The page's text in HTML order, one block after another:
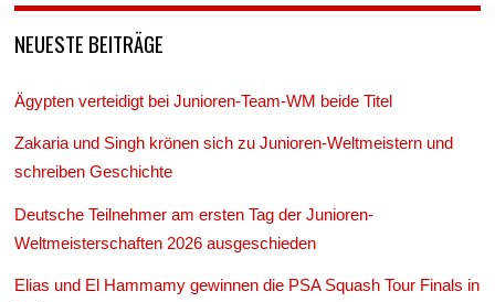
NEUESTE BEITRÄGE
Ägypten verteidigt bei Junioren-Team-WM beide Titel
Zakaria und Singh krönen sich zu Junioren-Weltmeistern und
schreiben Geschichte
Deutsche Teilnehmer am ersten Tag der Junioren-
Weltmeisterschaften 2026 ausgeschieden
Elias und El Hammamy gewinnen die PSA Squash Tour Finals in